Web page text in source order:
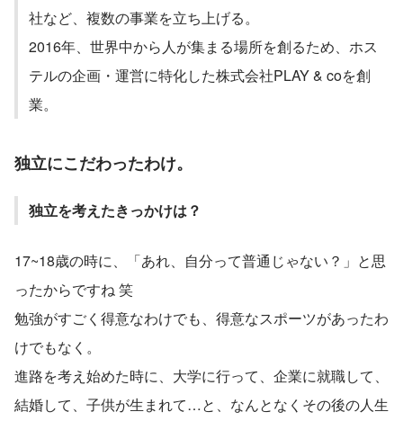
社など、複数の事業を立ち上げる。
2016年、世界中から人が集まる場所を創るため、ホス
テルの企画・運営に特化した株式会社PLAY & coを創
業。
独立にこだわったわけ。
独立を考えたきっかけは？
17~18歳の時に、「あれ、自分って普通じゃない？」と思
ったからですね 笑
勉強がすごく得意なわけでも、得意なスポーツがあったわ
けでもなく。
進路を考え始めた時に、大学に行って、企業に就職して、
結婚して、子供が生まれて…と、なんとなくその後の人生